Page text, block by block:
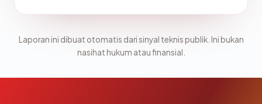
Laporan ini dibuat otomatis dari sinyal teknis publik. Ini bukan
nasihat hukum atau finansial.